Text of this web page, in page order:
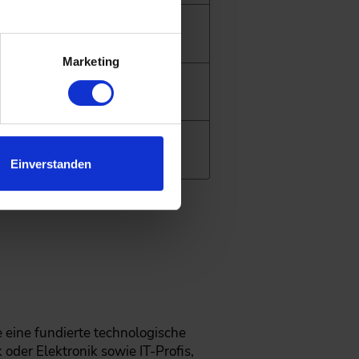
Marketing
Einverstanden
Model.
fundierte technologische
Elektronik sowie IT-Profis,